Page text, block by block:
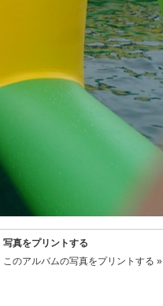
写真をプリントする
このアルバムの写真をプリントする »